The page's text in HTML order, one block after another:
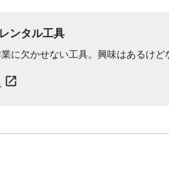
ンタル工具
に欠かせない工具。興味はあるけ